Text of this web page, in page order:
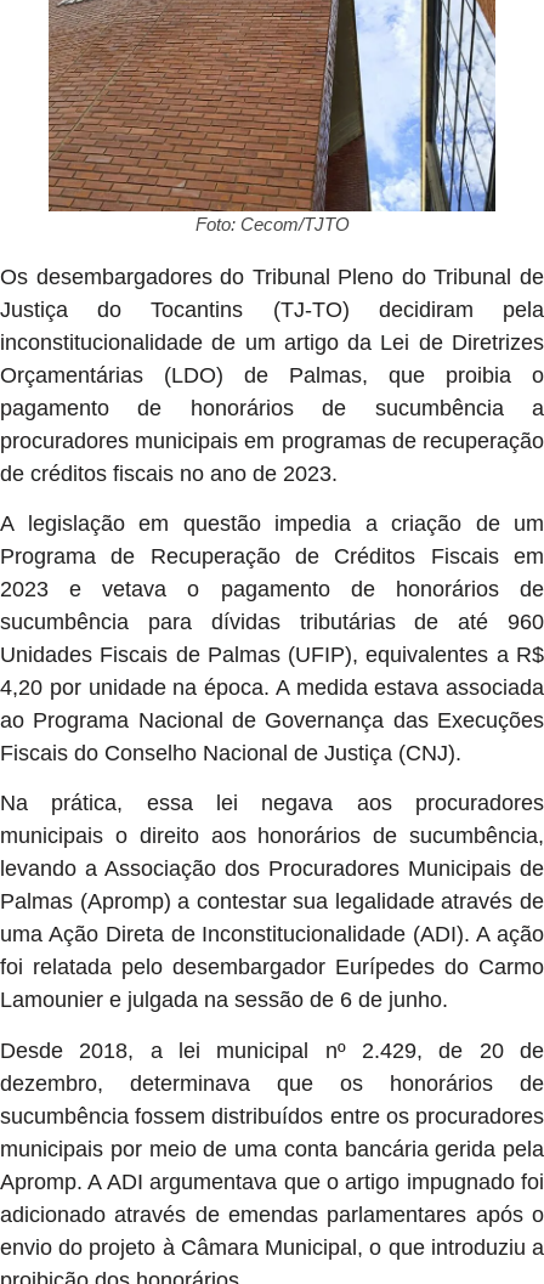
Foto: Cecom/TJTO
Os desembargadores do Tribunal Pleno do Tribunal de
Justiça do Tocantins (TJ-TO) decidiram pela
inconstitucionalidade de um artigo da Lei de Diretrizes
Orçamentárias (LDO) de Palmas, que proibia o
pagamento de honorários de sucumbência a
procuradores municipais em programas de recuperação
de créditos fiscais no ano de 2023.
A legislação em questão impedia a criação de um
Programa de Recuperação de Créditos Fiscais em
2023 e vetava o pagamento de honorários de
sucumbência para dívidas tributárias de até 960
Unidades Fiscais de Palmas (UFIP), equivalentes a R$
4,20 por unidade na época. A medida estava associada
ao Programa Nacional de Governança das Execuções
Fiscais do Conselho Nacional de Justiça (CNJ).
Na prática, essa lei negava aos procuradores
municipais o direito aos honorários de sucumbência,
levando a Associação dos Procuradores Municipais de
Palmas (Apromp) a contestar sua legalidade através de
uma Ação Direta de Inconstitucionalidade (ADI). A ação
foi relatada pelo desembargador Eurípedes do Carmo
Lamounier e julgada na sessão de 6 de junho.
Desde 2018, a lei municipal nº 2.429, de 20 de
dezembro, determinava que os honorários de
sucumbência fossem distribuídos entre os procuradores
municipais por meio de uma conta bancária gerida pela
Apromp. A ADI argumentava que o artigo impugnado foi
adicionado através de emendas parlamentares após o
envio do projeto à Câmara Municipal, o que introduziu a